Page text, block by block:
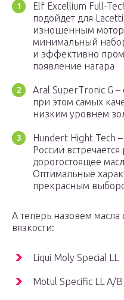
Elf Excellium Full-
подойдет для
изношенным
минимальный
и эффективно
появление нагара
Aral SuperTronic G
при этом самых
низким уровнем
Hundert Hight Tech
России
дорогостоящее
Оптимальные
прекрасным
А теперь назовем
вязкости:
Liqui Moly Special LL
Motul Specific LL A/B